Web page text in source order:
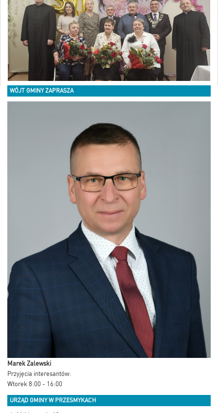
WÓJT GMINY ZAPRASZA
Marek Zalewski
Przyjęcia interesantów:
Wtorek 8:00 - 16:00
URZĄD GMINY W PRZESMYKACH